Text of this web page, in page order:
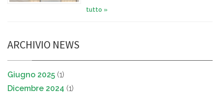
tutto »
ARCHIVIO NEWS
Giugno 2025 (1)
Dicembre 2024 (1)